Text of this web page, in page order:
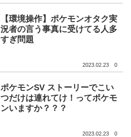
【環境操作】ポケモンオタク実
況者の言う事真に受けてる人多
すぎ問題
2023.02.23 0
ポケモンSV ストーリーでこい
つだけは連れてけ！ってポケモ
ンいますか？？？
2023.02.23 0